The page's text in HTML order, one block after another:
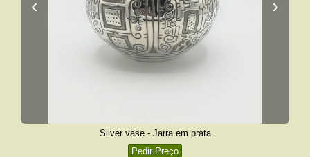
‹ ›
Silver vase - Jarra em prata
Pedir Preço